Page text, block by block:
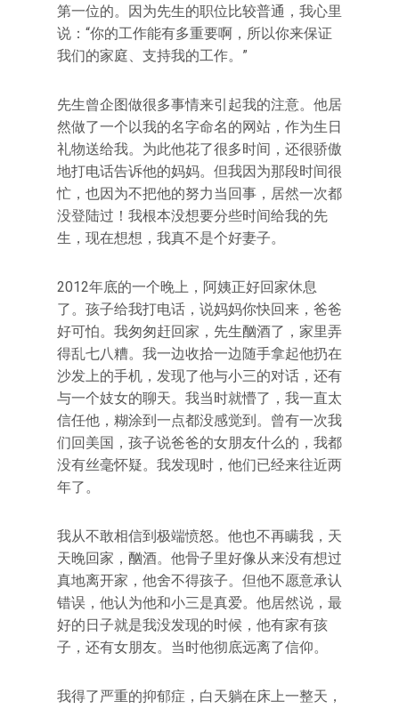
第一位的。因为先生的职位比较普通，我心里
说：“你的工作能有多重要啊，所以你来保证
我们的家庭、支持我的工作。”
先生曾企图做很多事情来引起我的注意。他居
然做了一个以我的名字命名的网站，作为生日
礼物送给我。为此他花了很多时间，还很骄傲
地打电话告诉他的妈妈。但我因为那段时间很
忙，也因为不把他的努力当回事，居然一次都
没登陆过！我根本没想要分些时间给我的先
生，现在想想，我真不是个好妻子。
2012年底的一个晚上，阿姨正好回家休息
了。孩子给我打电话，说妈妈你快回来，爸爸
好可怕。我匆匆赶回家，先生酗酒了，家里弄
得乱七八糟。我一边收拾一边随手拿起他扔在
沙发上的手机，发现了他与小三的对话，还有
与一个妓女的聊天。我当时就懵了，我一直太
信任他，糊涂到一点都没感觉到。曾有一次我
们回美国，孩子说爸爸的女朋友什么的，我都
没有丝毫怀疑。我发现时，他们已经来往近两
年了。
我从不敢相信到极端愤怒。他也不再瞒我，天
天晚回家，酗酒。他骨子里好像从来没有想过
真地离开家，他舍不得孩子。但他不愿意承认
错误，他认为他和小三是真爱。他居然说，最
好的日子就是我没发现的时候，他有家有孩
子，还有女朋友。当时他彻底远离了信仰。
我得了严重的抑郁症，白天躺在床上一整天，